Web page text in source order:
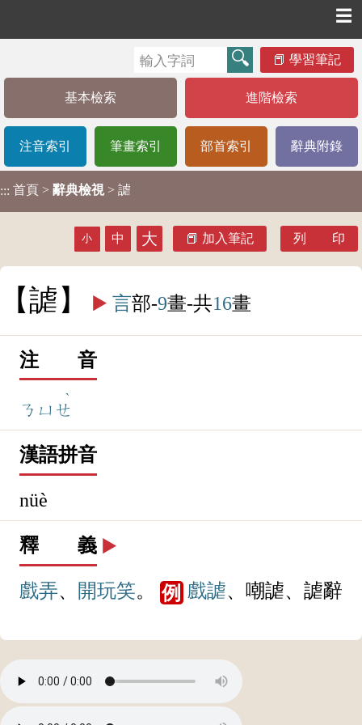
☰
學習筆記
基本檢索 進階檢索
注音索引 筆畫索引 部首索引 辭典附錄
::: 首頁 > 辭典檢視 > 謔
小 中 大 加入筆記 列 印
謔 ▶️ 言部-9畫-共16畫
注 音
ㄋㄩㄝ
ˋ
漢語拼音
nüè
釋 義 ▶️
戲弄、 開玩笑。 例 戲謔、嘲謔、謔辭